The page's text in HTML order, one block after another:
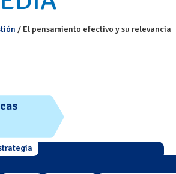
/ El pensamiento efectivo y su relevancia